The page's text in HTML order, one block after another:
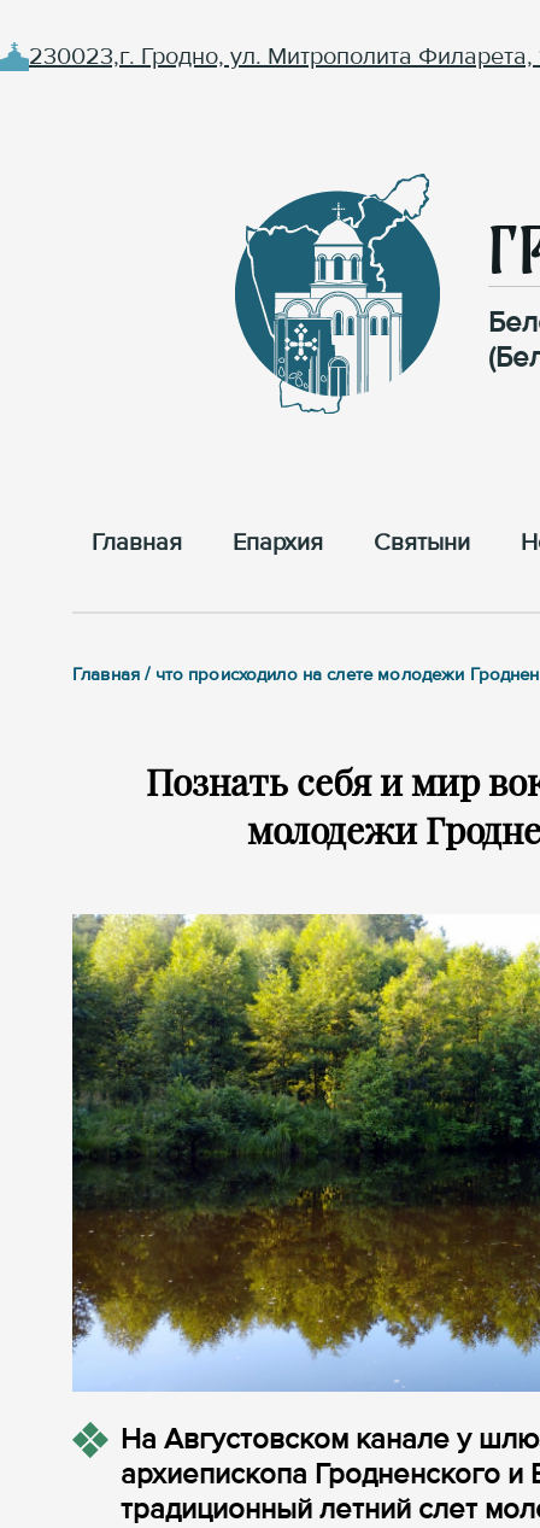
230023,г. Гродно, ул. Митрополита Филарета,
Главная Епархия Cвятыни
Главная / что происходило на слете молодежи
Познать себя и мир
молодежи
На Августовском канале у
архиепископа Гродненского
традиционный летний слет